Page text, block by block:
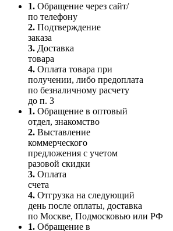
1. Обращение через сайт/
по телефону
2. Подтверждение
заказа
3. Доставка
товара
4. Оплата товара при
получении, либо предоплата
по безналичному расчету
до п. 3
1. Обращение в оптовый
отдел, знакомство
2. Выставление
коммерческого
предложения с учетом
разовой скидки
3. Оплата
счета
4. Отгрузка на следующий
день после оплаты, доставка
по Москве, Подмосковью или РФ
1. Обращение в